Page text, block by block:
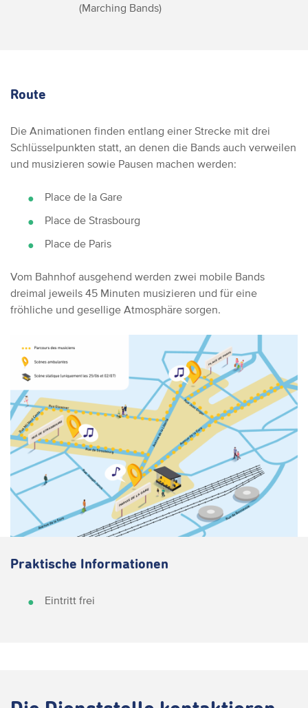
(Marching Bands)
Route
Die Animationen finden entlang einer Strecke mit drei
Schlüsselpunkten statt, an denen die Bands auch verweilen
und musizieren sowie Pausen machen werden:
Place de la Gare
Place de Strasbourg
Place de Paris
Vom Bahnhof ausgehend werden zwei mobile Bands
dreimal jeweils 45 Minuten musizieren und für eine
fröhliche und gesellige Atmosphäre sorgen.
Praktische Informationen
Eintritt frei